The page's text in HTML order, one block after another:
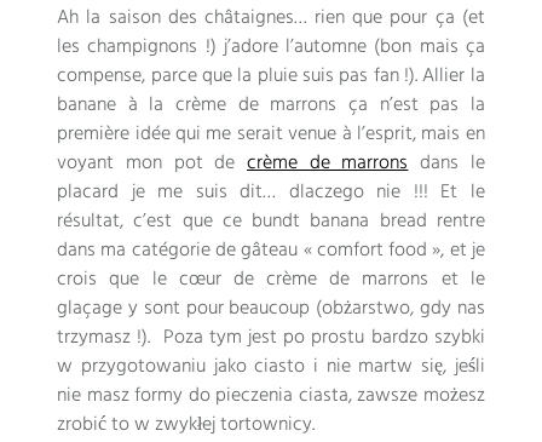
Ah la saison des châtaignes… rien que pour ça (et
les champignons !)j’adore l’automne (bon mais ça
compense, parce que la pluie suis pas fan!).Allier la
banane à la crème de marrons ça n’est pas la
première idée qui me serait venue à l’esprit,mais en
voyant mon pot de crème de marrons dans le
placard je me suis dit… dlaczego nie !!! Et le
résultat,c’est que ce bundt banana bread rentre
dans ma catégorie de gâteau « comfort food »,et je
crois que le cœur de crème de marrons et le
glaçage y sont pour beaucoup (obżarstwo, gdy nas
trzymasz !). Poza tym jest po prostu bardzo szybki
w przygotowaniu jako ciasto i nie martw się, jeśli
nie masz formy do pieczenia ciasta, zawsze możesz
zrobić to w zwykłej tortownicy.